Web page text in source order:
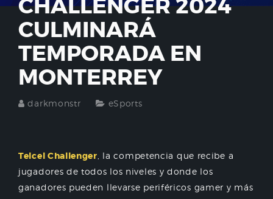
CHALLENGER 2024
CULMINARÁ
TEMPORADA EN
MONTERREY
darkmonstr eSports
Telcel Challenger , la competencia que recibe a
jugadores de todos los niveles y donde los
ganadores pueden llevarse periféricos gamer y más